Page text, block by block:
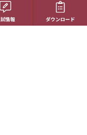
情報 ダウンロード